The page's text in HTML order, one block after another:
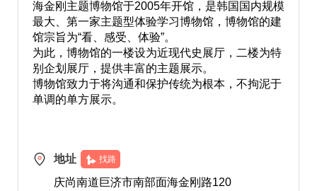
海金刚主题博物馆于2005年开馆，是韩国国内规模
最大、第一家主题型体验学习博物馆，博物馆的建
馆宗旨为“看、感受、体验”。
为此，博物馆的一楼设为近现代史展厅，二楼为特
别企划展厅，提供丰富的主题展示。
博物馆致力于将沟通和保护传统为根本，不拘泥于
单调的单方展示。
地址 找路
庆尚南道巨济市南部面海金刚路120